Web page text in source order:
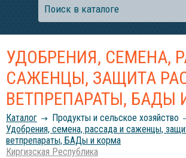
УДОБРЕНИЯ, СЕМЕНА,
САЖЕНЦЫ, ЗАЩИТА
ВЕТПРЕПАРАТЫ, БАДЫ
Каталог
Продукты и сельское хозяйство
Удобрения, семена, рассада и саженцы,
ветпрепараты, БАДы и корма
Киргизская Республика